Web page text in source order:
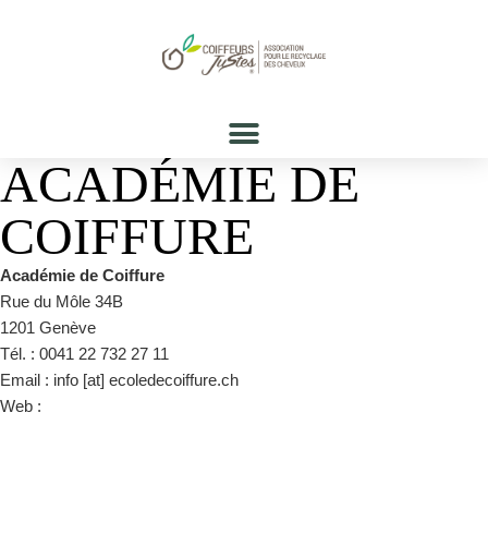
ACADÉMIE DE
COIFFURE
Académie de Coiffure
Rue du Môle 34B
1201 Genève
Tél. : 0041 22 732 27 11
Email : info [at] ecoledecoiffure.ch
Web :